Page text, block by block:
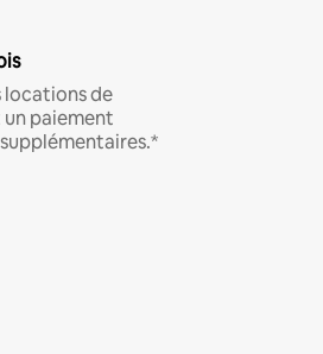
locations de
paiement